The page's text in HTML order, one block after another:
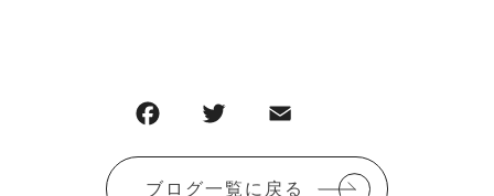
a
c
w
it
m
ai
有
ブログ一覧に戻る